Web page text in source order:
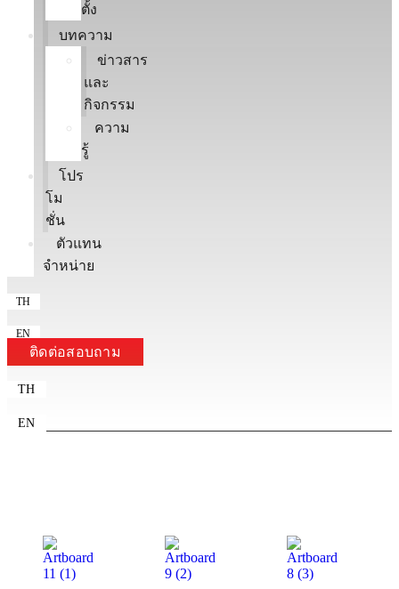
ตั้ง
บทความ
ข่าวสาร
และ
กิจกรรม
ความ
รู้
โปร
โม
ชั่น
ตัวแทน
จำหน่าย
TH
EN
ติดต่อสอบถาม
TH
EN